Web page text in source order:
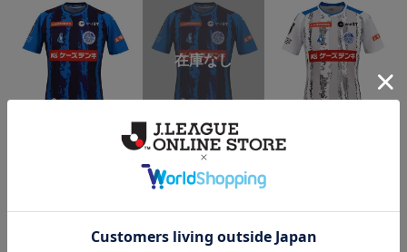
（Sｰ3XL）2026/27 オー
センティックユニフォー
（4XL）2026/27 オーセ
ンティックユニフォーム
FP 1st
23,020円～28,520円
（Sｰ3XL）2026/27 オー
センティックユニフォー
20,020円～25,520円
トピックス